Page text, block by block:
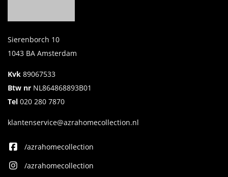
Sierenborch 10
1043 BA Amsterdam
Kvk 89067533
Btw nr NL864868893B01
Tel 020 280 7870
klantenservice@azrahomecollection.nl
/azrahomecollection
/azrahomecollection